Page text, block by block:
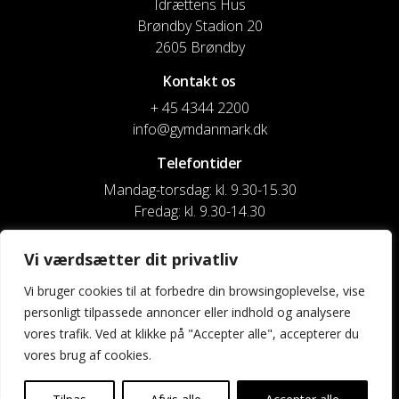
Vi værdsætter dit privatliv
Vi bruger cookies til at forbedre din browsingoplevelse, vise
personligt tilpassede annoncer eller indhold og analysere
vores trafik. Ved at klikke på "Accepter alle", accepterer du
vores brug af cookies.
Idrættens Hus
Brøndby Stadion 20
2605 Brøndby
Kontakt os
+ 45 4344 2200
info@gymdanmark.dk
Telefontider
Mandag-torsdag: kl. 9.30-15.30
Fredag: kl. 9.30-14.30
CVR nr. 20916818
Reg. & Kontonr.: 4180 3119119022
Privatlivspolitik og cookies
Kontakt os